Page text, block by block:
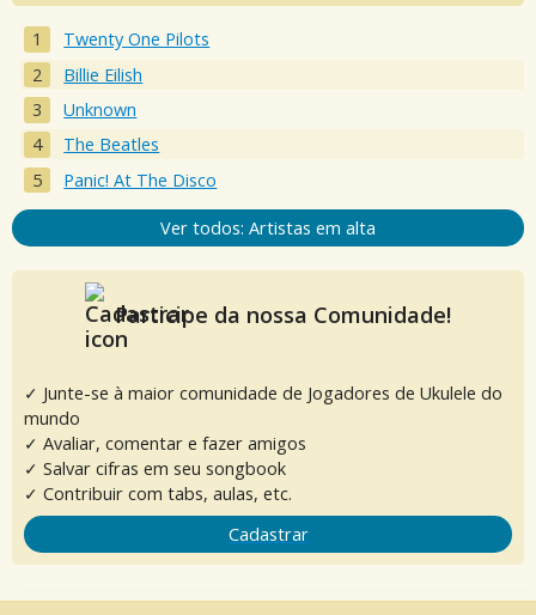
Twenty One Pilots
Billie Eilish
Unknown
The Beatles
Panic! At The Disco
Ver todos: Artistas em alta
Participe da nossa Comunidade!
✓ Junte-se à maior comunidade de Jogadores de Ukulele do
mundo
✓ Avaliar, comentar e fazer amigos
✓ Salvar cifras em seu songbook
✓ Contribuir com tabs, aulas, etc.
Cadastrar